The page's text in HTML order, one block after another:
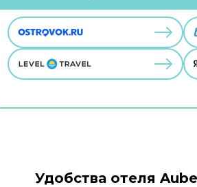
Удобства отеля